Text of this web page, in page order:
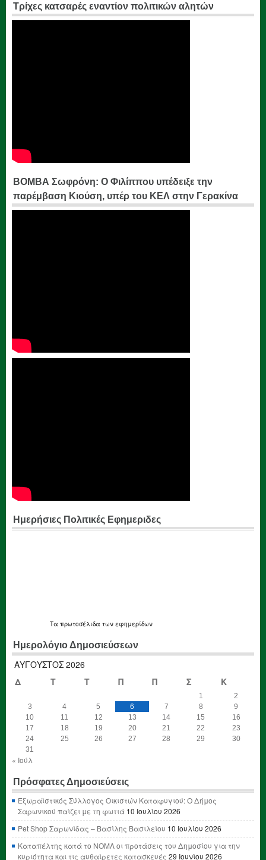
Τρίχες κατσαρές εναντίον πολιτικών αλητών
ΒΟΜΒΑ Σωφρόνη: Ο Φιλίππου υπέδειξε την
παρέμβαση Κιούση, υπέρ του ΚΕΛ στην Γερακίνα
Ημερήσιες Πολιτικές Εφημεριδες
Τα πρωτοσέλιδα των εφημερίδων
Ημερολόγιο Δημοσιεύσεων
ΑΎΓΟΥΣΤΟΣ 2026
Δ
Τ Τ Π Π Σ Κ
1
2
3
4 5 6 7 8
9
10
11 12 13 14 15
16
17
18 19 20 21 22
23
24
25 26 27 28 29
30
31
« Ιούλ
Πρόσφατες Δημοσιεύσεις
Εξωραϊστικός Σύλλογος Οικιστών Καταφυγιού: Ο Δήμος
Σαρωνικού παίζει με τη φωτιά 10 Ιουλίου 2026
Pet Shop Σαρωνίδας – Βασίλης Βασιλείου 10 Ιουλίου 2026
Καταπέλτης κατά το ΝΟΜΛ οι προτάσεις του Δημοσίου για την
κυριότητα και τις αυθαίρετες κατασκευές 29 Ιουνίου 2026